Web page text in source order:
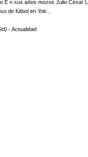
E n sus años mozos Julio César
de fútbol en Yok...
- Actualidad